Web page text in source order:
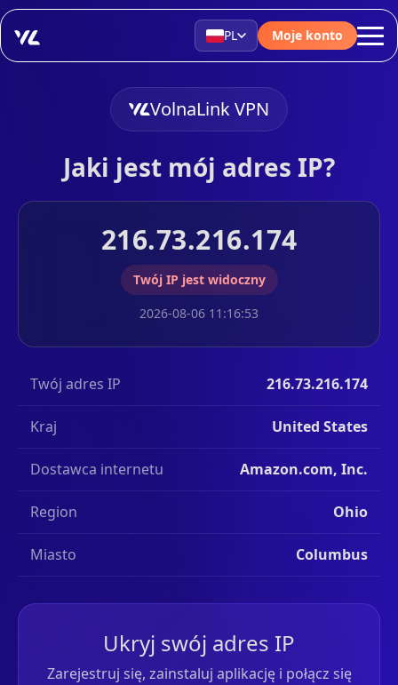
PL Moje konto
VolnaLink VPN
Jaki jest mój adres IP?
216.73.216.174
Twój IP jest widoczny
2026-08-06 11:16:53
Twój adres IP 216.73.216.174
Kraj United States
Dostawca internetu Amazon.com, Inc.
Region Ohio
Miasto Columbus
Ukryj swój adres IP
Zarejestruj się, zainstaluj aplikację i połącz się